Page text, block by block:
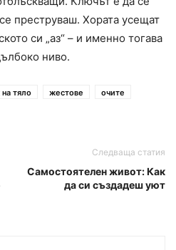
преструваш. Хората усещат
си „аз“ – и именно тогава
ниво.
на тяло жестове
очите
Следваща статия
Самостоятелен живот: Как
да си създадеш уют